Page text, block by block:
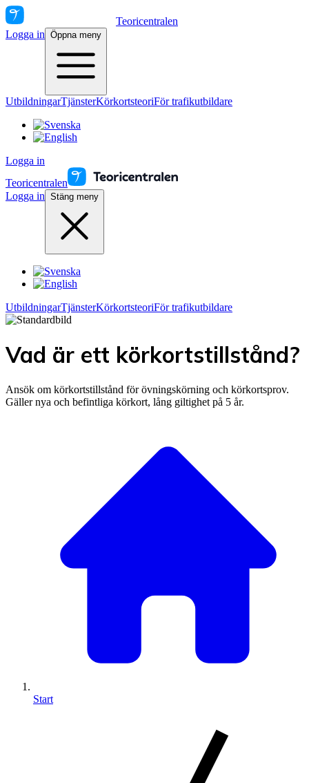
Teoricentralen
Logga in Öppna meny
UtbildningarTjänsterKörkortsteoriFör trafikutbildare
Logga in
Teoricentralen
Logga in Stäng meny
UtbildningarTjänsterKörkortsteoriFör trafikutbildare
Vad är ett körkortstillstånd?
Ansök om körkortstillstånd för övningskörning och körkortsprov.
Gäller nya och befintliga körkort, lång giltighet på 5 år.
Start